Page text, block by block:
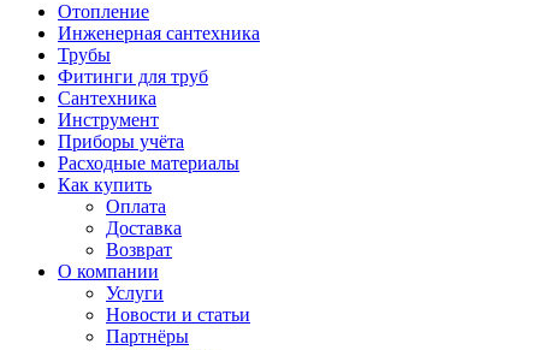
Отопление
Инженерная сантехника
Трубы
Фитинги для труб
Сантехника
Инструмент
Приборы учёта
Расходные материалы
Как купить
Оплата
Доставка
Возврат
О компании
Услуги
Новости и статьи
Партнёры